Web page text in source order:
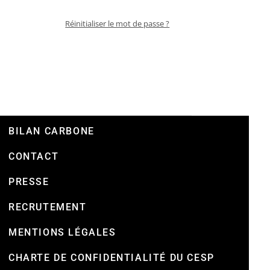
Réinitialiser le mot de passe ?
BILAN CARBONE
CONTACT
PRESSE
RECRUTEMENT
MENTIONS LÉGALES
CHARTE DE CONFIDENTIALITÉ DU CESP